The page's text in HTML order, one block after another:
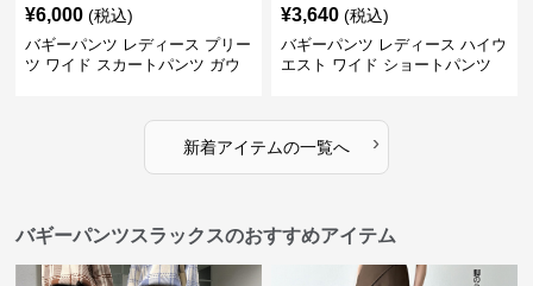
¥6,000 (税込)
バギーパンツ レディース プリー
ツ ワイド スカートパンツ ガウ
¥3,640 (税込)
バギーパンツ レディース ハイウ
エスト ワイド ショートパンツ
新着アイテムの一覧へ ›
バギーパンツスラックスのおすすめアイテム